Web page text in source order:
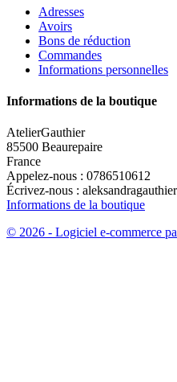
Adresses
Avoirs
Bons de réduction
Commandes
Informations personnelles
Informations de la boutique
AtelierGauthier
85500 Beaurepaire
France
Appelez-nous : 0786510612
Écrivez-nous :
Informations de la boutique
© 2026 - Logiciel e-commerce